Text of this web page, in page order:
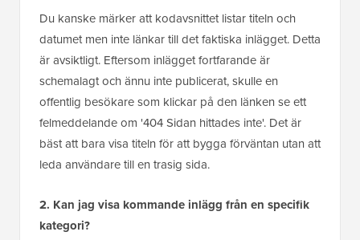
Du kanske märker att kodavsnittet listar titeln och
datumet men inte länkar till det faktiska inlägget. Detta
är avsiktligt. Eftersom inlägget fortfarande är
schemalagt och ännu inte publicerat, skulle en
offentlig besökare som klickar på den länken se ett
felmeddelande om '404 Sidan hittades inte'. Det är
bäst att bara visa titeln för att bygga förväntan utan att
leda användare till en trasig sida.
2. Kan jag visa kommande inlägg från en specifik
kategori?